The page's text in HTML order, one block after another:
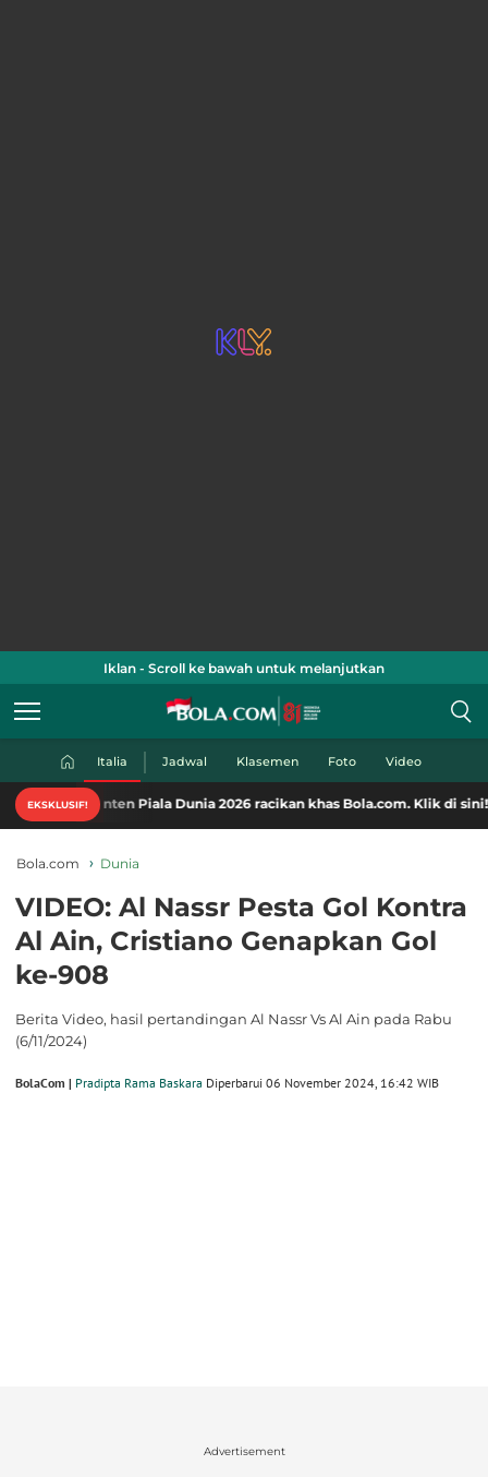
Iklan - Scroll ke bawah untuk melanjutkan
Italia Jadwal Klasemen Foto Video
EKSKLUSIF!
konten Piala Dunia 2026 racikan khas Bola.com. Klik di sini!
Bola.com Dunia
VIDEO: Al Nassr Pesta Gol Kontra
Al Ain, Cristiano Genapkan Gol
ke-908
Berita Video, hasil pertandingan Al Nassr Vs Al Ain pada Rabu
(6/11/2024)
BolaCom | Pradipta Rama Baskara Diperbarui 06 November 2024, 16:42 WIB
Advertisement